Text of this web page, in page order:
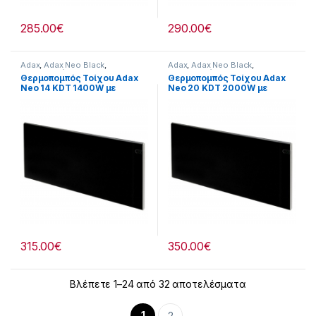
285.00€ 290.00€
Adax,Adax Neo Black,
Θερναντικά
Θερμοπομπός Τοίχου Adax
Neo 14 KDT 1400W με
315.00€
Adax,Adax Neo Black,
Θερναντικά
Θερμοπομπός Τοίχου Adax
Neo 20 KDT 2000W με
350.00€
Βλέπετε 1–24 από 32 αποτελέσματα